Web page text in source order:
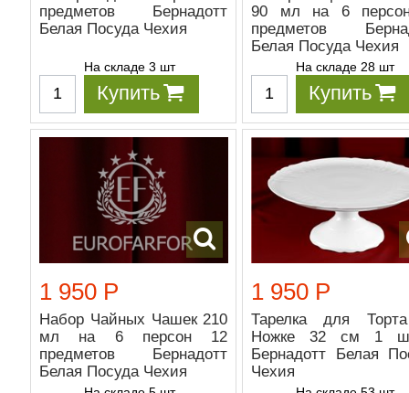
предметов Бернадотт
Белая Посуда Чехия
На складе 3 шт
Купить
90 мл на 6
предметов
Белая Посуда Чехия
На складе 28 шт
Купить
1 950 Р
Набор Чайных Чашек 210
мл на 6 персон 12
предметов Бернадотт
Белая Посуда Чехия
1 950 Р
Тарелка для
Ножке 32 см 1
Бернадотт Белая
Чехия